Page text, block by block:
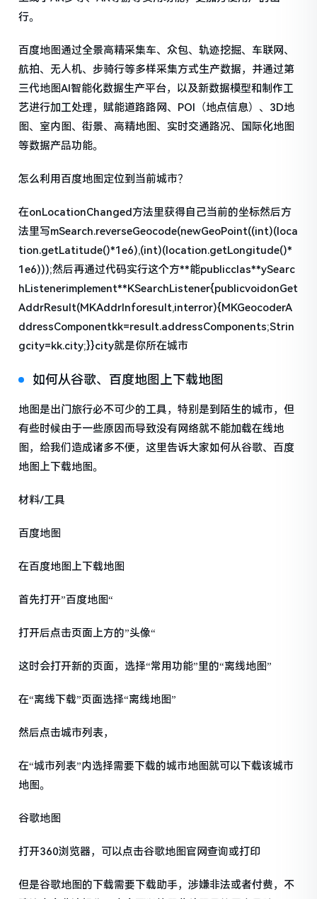
行。
百度地图通过全景高精采集车、众包、轨迹挖掘、车联网、
航拍、无人机、步骑行等多样采集方式生产数据，并通过第
三代地图AI智能化数据生产平台，以及新数据模型和制作工
艺进行加工处理，赋能道路路网、POI（地点信息）、3D地
图、室内图、街景、高精地图、实时交通路况、国际化地图
等数据产品功能。
怎么利用百度地图定位到当前城市？
在onLocationChanged方法里获得自己当前的坐标然后方
法里写mSearch.reverseGeocode(newGeoPoint((int)(loca
tion.getLatitude()*1e6),(int)(location.getLongitude()*
1e6)));然后再通过代码实行这个方**能publicclas**ySearc
hListenerimplement**KSearchListener{publicvoidonGet
AddrResult(MKAddrInforesult,interror){MKGeocoderA
ddressComponentkk=result.addressComponents;Strin
gcity=kk.city;}}city就是你所在城市
如何从谷歌、百度地图上下载地图
地图是出门旅行必不可少的工具，特别是到陌生的城市，但
有些时候由于一些原因而导致没有网络就不能加载在线地
图，给我们造成诸多不便，这里告诉大家如何从谷歌、百度
地图上下载地图。
材料/工具
百度地图
在百度地图上下载地图
首先打开”百度地图“
打开后点击页面上方的”头像“
这时会打开新的页面，选择“常用功能”里的“离线地图”
在“离线下载”页面选择“离线地图”
然后点击城市列表，
在“城市列表”内选择需要下载的城市地图就可以下载该城市
地图。
谷歌地图
打开360浏览器，可以点击谷歌地图官网查询或打印
但是谷歌地图的下载需要下载助手，涉嫌非法或者付费，不